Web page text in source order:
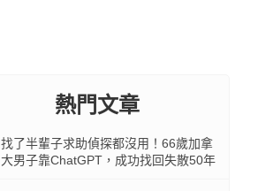
熱門文章
找了半輩子求助偵探都沒用！66歲加拿
大男子靠ChatGPT，成功找回失散50年